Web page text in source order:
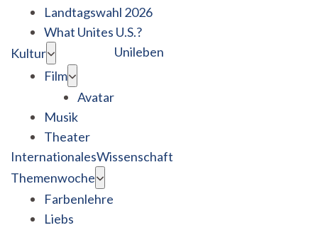
Landtagswahl 2026
What Unites U.S.?
Kultur
Film
Avatar
Musik
Theater
Unileben
InternationalesWissenschaft
Themenwoche
Farbenlehre
Liebs